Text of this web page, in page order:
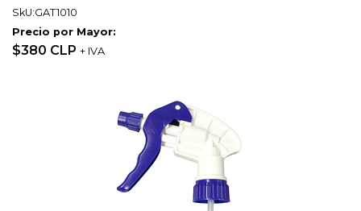
SkU:GAT1010
Precio por Mayor:
$380 CLP + IVA